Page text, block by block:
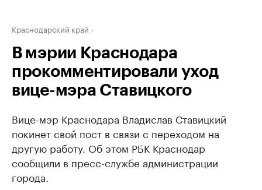
Краснодарский край
В мэрии Краснодара
прокомментировали уход
вице-мэра Ставицкого
Вице-мэр Краснодара Владислав Ставицкий
покинет свой пост в связи с переходом на
другую работу. Об этом РБК Краснодар
сообщили в пресс-службе администрации
города.